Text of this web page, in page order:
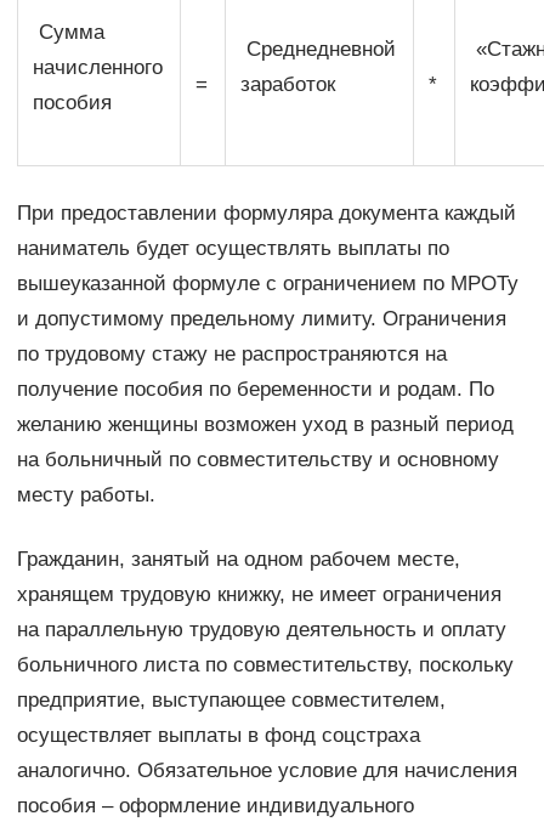
Сумма
начисленного
пособия
=
Среднедневной
заработок
*
При предоставлении формуляра документа каждый
наниматель будет осуществлять выплаты по
вышеуказанной формуле с ограничением по МРОТу
и допустимому предельному лимиту. Ограничения
по трудовому стажу не распространяются на
получение пособия по беременности и родам. По
желанию женщины возможен уход в разный период
на больничный по совместительству и основному
месту работы.
Гражданин, занятый на одном рабочем месте,
хранящем трудовую книжку, не имеет ограничения
на параллельную трудовую деятельность и оплату
больничного листа по совместительству, поскольку
предприятие, выступающее совместителем,
осуществляет выплаты в фонд соцстраха
аналогично. Обязательное условие для начисления
пособия – оформление индивидуального